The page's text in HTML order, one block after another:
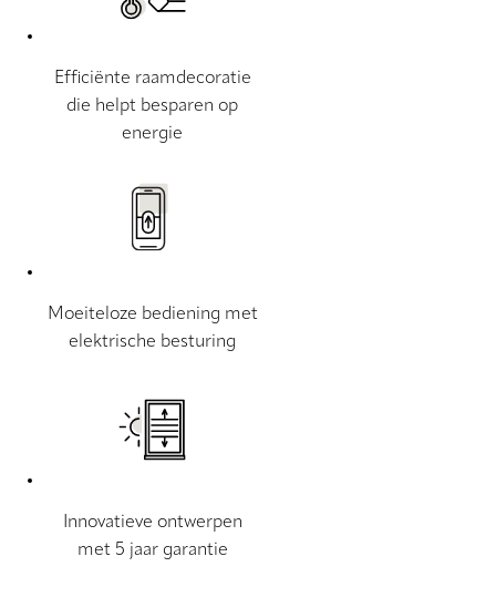
Efficiënte raamdecoratie
die helpt besparen op
energie
Moeiteloze bediening met
elektrische besturing
Innovatieve ontwerpen
met 5 jaar garantie